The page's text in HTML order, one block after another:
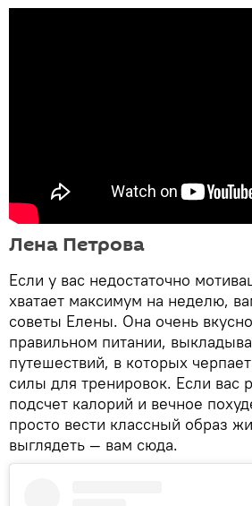
Лена Петрова
Если у вас недостаточно
хватает максимум на неделю,
советы Елены. Она очень
правильном питании,
путешествий, в которых
силы для тренировок. Если вас
подсчет калорий и вечное
просто вести классный образ
выглядеть — вам сюда.